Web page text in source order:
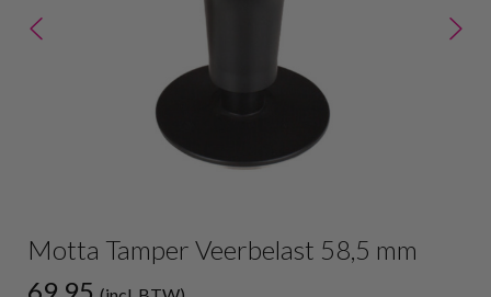
Motta Tamper Veerbelast 58,5 mm